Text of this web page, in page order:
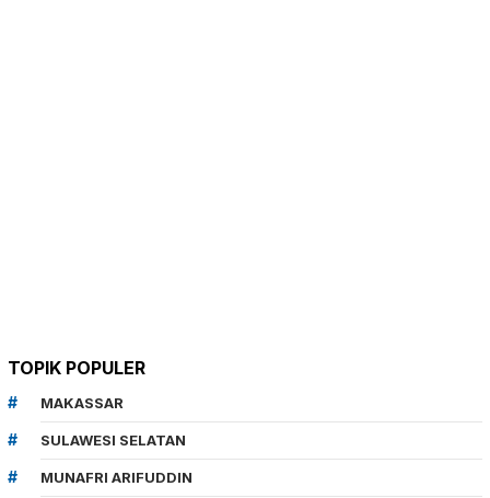
TOPIK POPULER
MAKASSAR
SULAWESI SELATAN
MUNAFRI ARIFUDDIN